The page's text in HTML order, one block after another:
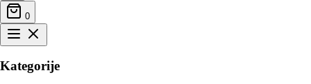
0
Kategorije